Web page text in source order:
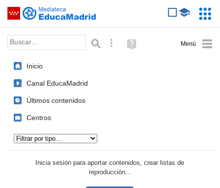
Saltar navegación
Palabra o frase: Búsqueda avanzada
Ayuda
(en
Inicio
Canal EducaMadrid
Últimos contenidos
Centros
Inicia sesión para aportar contenidos, crear listas de
reproducción...